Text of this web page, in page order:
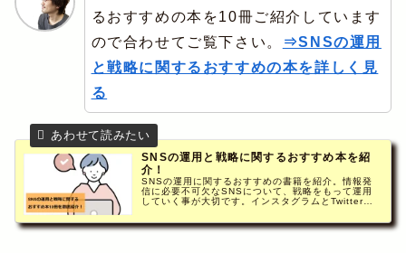
るおすすめの本を10冊ご紹介しています
ので合わせてご覧下さい。
⇒SNSの運用
と戦略に関するおすすめの本を詳しく見
る
SNSの運用と戦略に関するおすすめ本を紹
介！
SNSの運用に関するおすすめの書籍を紹介。情報発
信に必要不可欠なSNSについて、戦略をもって運用
していく事が大切です。インスタグラムとTwitterを
推進資格ITコーディネータの筆者が厳選。